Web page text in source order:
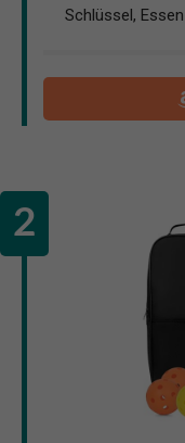
Schlüssel,